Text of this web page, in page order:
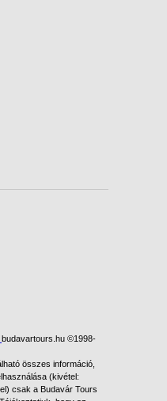
budavartours.hu ©1998-
összes információ,
(kivétel:
csak a Budavár Tours